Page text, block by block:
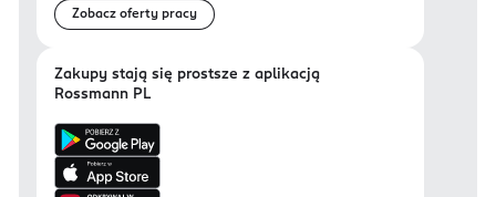
Zobacz oferty pracy
Zakupy stają się prostsze z aplikacją
Rossmann PL